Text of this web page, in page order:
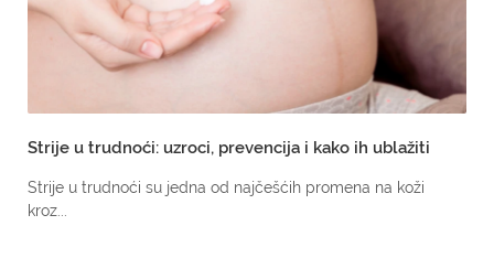
Strije u trudnoći: uzroci, prevencija i kako ih ublažiti
Strije u trudnoći su jedna od najčešćih promena na koži
kroz...